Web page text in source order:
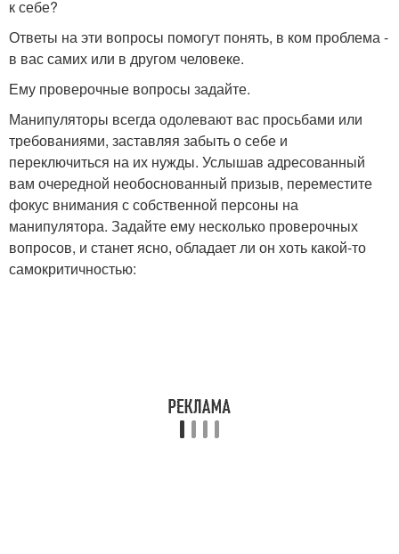
к себе?
Ответы на эти вопросы помогут понять, в ком проблема -
в вас самих или в другом человеке.
Ему проверочные вопросы задайте.
Манипуляторы всегда одолевают вас просьбами или
требованиями, заставляя забыть о себе и
переключиться на их нужды. Услышав адресованный
вам очередной необоснованный призыв, переместите
фокус внимания с собственной персоны на
манипулятора. Задайте ему несколько проверочных
вопросов, и станет ясно, обладает ли он хоть какой-то
самокритичностью: